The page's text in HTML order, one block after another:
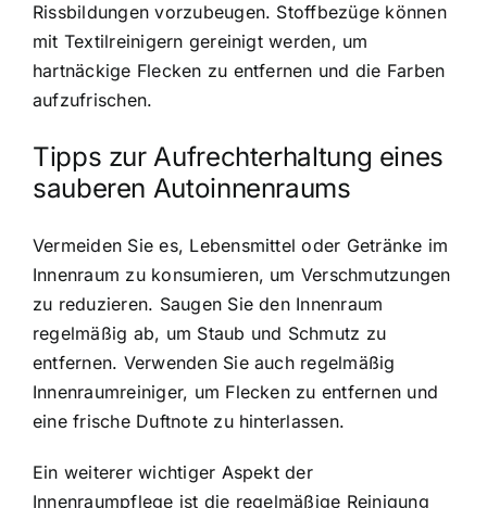
Rissbildungen vorzubeugen. Stoffbezüge können
mit Textilreinigern gereinigt werden, um
hartnäckige Flecken zu entfernen und die Farben
aufzufrischen.
Tipps zur Aufrechterhaltung eines
sauberen Autoinnenraums
Vermeiden Sie es, Lebensmittel oder Getränke im
Innenraum zu konsumieren, um Verschmutzungen
zu reduzieren. Saugen Sie den Innenraum
regelmäßig ab, um Staub und Schmutz zu
entfernen. Verwenden Sie auch regelmäßig
Innenraumreiniger, um Flecken zu entfernen und
eine frische Duftnote zu hinterlassen.
Ein weiterer wichtiger Aspekt der
Innenraumpflege ist die regelmäßige Reinigung